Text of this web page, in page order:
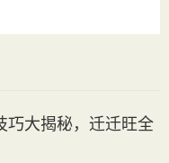
巧大揭秘，迁迁旺全